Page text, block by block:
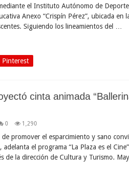
el Instituto Autónomo de
Anexo “Crispín Pérez”, ubicada en
Siguiendo los lineamientos del …
Pinterest
cinta animada
0 1,290
promover el esparcimiento y sano
el programa “La Plaza es el
de la dirección de Cultura y Turismo.